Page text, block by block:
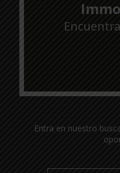
Entra en nuestro